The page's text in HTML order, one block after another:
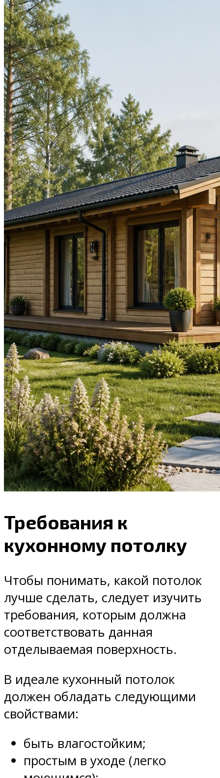
Требования к
кухонному потолку
Чтобы понимать, какой потолок
лучше сделать, следует изучить
требования, которым должна
соответствовать данная
отделываемая поверхность.
В идеале кухонный потолок
должен обладать следующими
свойствами:
быть влагостойким;
простым в уходе (легко